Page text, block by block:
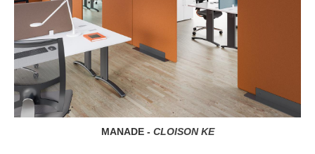
MANADE - CLOISON KE